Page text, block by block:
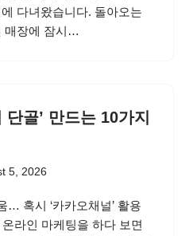
다녀왔습니다. 돌아오는
매장에 잠시…
골’ 만드는 10가지
5, 2026
… 혹시 ‘카카오채널’ 활용
라인 마케팅을 하다 보면